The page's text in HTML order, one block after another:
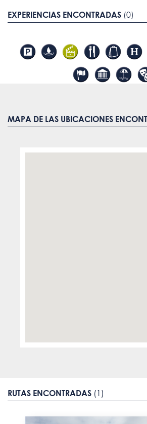
EXPERIENCIAS ENCONTRADAS (0)
MAPA DE LAS UBICACIONES
RUTAS ENCONTRADAS (1)